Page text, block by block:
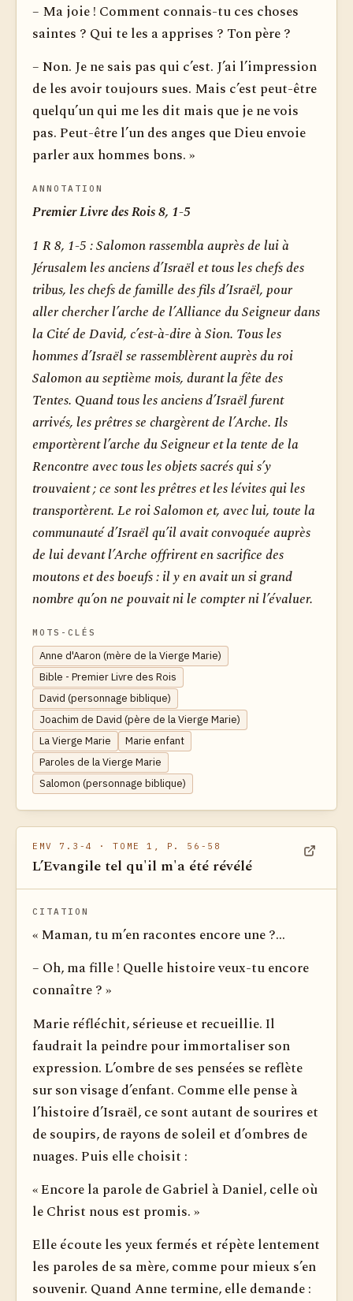
– Ma joie ! Comment connais-tu ces choses
saintes ? Qui te les a apprises ? Ton père ?
– Non. Je ne sais pas qui c’est. J’ai l’impression
de les avoir toujours sues. Mais c’est peut-être
quelqu’un qui me les dit mais que je ne vois
pas. Peut-être l’un des anges que Dieu envoie
parler aux hommes bons. »
ANNOTATION
Premier Livre des Rois 8, 1-5
1 R 8, 1-5 :Salomon rassembla auprès de lui à
Jérusalem les anciens d’Israël et tous les chefs des
tribus, les chefs de famille des fils d’Israël, pour
aller chercher l’arche de l’Alliance du Seigneur dans
la Cité de David, c’est-à-dire à Sion. Tous les
hommes d’Israël se rassemblèrent auprès du roi
Salomon au septième mois, durant la fête des
Tentes. Quand tous les anciens d’Israël furent
arrivés, les prêtres se chargèrent de l’Arche. Ils
emportèrent l’arche du Seigneur et la tente de la
Rencontre avec tous les objets sacrés qui s’y
trouvaient ; ce sont les prêtres et les lévites qui les
transportèrent. Le roi Salomon et, avec lui, toute la
communauté d’Israël qu’il avait convoquée auprès
de lui devant l’Arche offrirent en sacrifice des
moutons et des boeufs : il y en avait un si grand
nombre qu’on ne pouvait ni le compter ni l’évaluer.
MOTS-CLÉS
Anne d'Aaron (mère de la Vierge Marie)
Bible - Premier Livre des Rois
David (personnage biblique)
Joachim de David (père de la Vierge Marie)
La Vierge Marie
Marie enfant
Paroles de la Vierge Marie
Salomon (personnage biblique)
EMV 7.3-4 · TOME 1, P. 56-58
L’Evangile tel qu'il m'a été révélé
CITATION
« Maman, tu m’en racontes encore une ?...
– Oh, ma fille ! Quelle histoire veux-tu encore
connaître ? »
Marie réfléchit, sérieuse et recueillie. Il
faudrait la peindre pour immortaliser son
expression. L’ombre de ses pensées se reflète
sur son visage d’enfant. Comme elle pense à
l’histoire d’Israël, ce sont autant de sourires et
de soupirs, de rayons de soleil et d’ombres de
nuages. Puis elle choisit :
« Encore la parole de Gabriel à Daniel, celle où
le Christ nous est promis. »
Elle écoute les yeux fermés et répète lentement
les paroles de sa mère, comme pour mieux s’en
souvenir. Quand Anne termine, elle demande :